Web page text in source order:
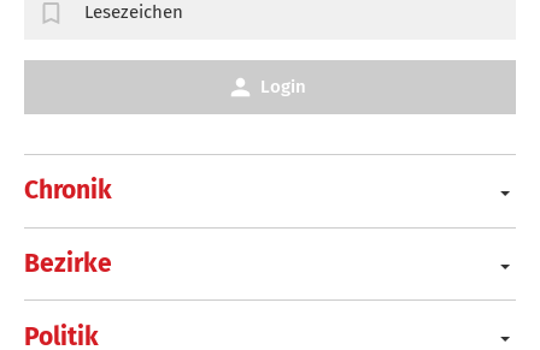
Chronik
Bezirke
Politik
Lesezeichen
Login